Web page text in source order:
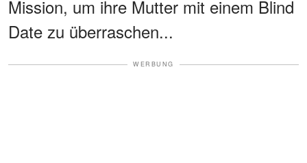
Mission, um ihre Mutter mit einem Blind
Date zu überraschen...
WERBUNG